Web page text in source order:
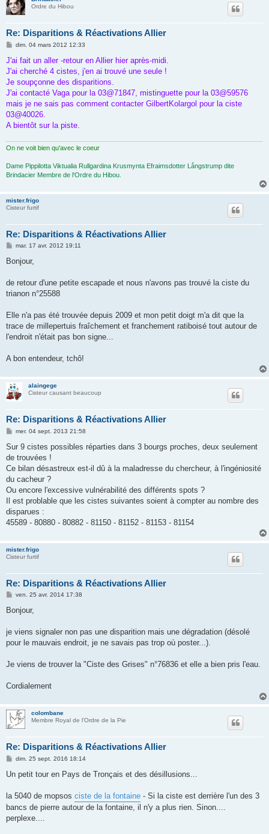
Ordre du Hibou
Re: Disparitions & Réactivations Allier
M
s
a
g
dim. 04 mars 2012 12:33
J'ai fait un aller -retour en Allier hier après-midi.
J'ai cherché 4 cistes, j'en ai trouvé une seule !
Je soupçonne des disparitions.
J'ai contacté Vaga pour la 03@71847, mistinguette pour la 03@59576
mais je ne sais pas comment contacter GilbertKolargol pour la ciste
03@40026.
A bientôt sur la piste.
On ne voit bien qu'avec le coeur
Dame Pippilotta Viktualia Rullgardina Krusmynta Efraimsdotter Långstrump dite
Brindacier Membre de l'Ordre du Hibou.
mister.frigo
Cisteur furtif
Re: Disparitions & Réactivations Allier
M
s
g
mar. 17 avr. 2012 19:11
Bonjour,
de retour d'une petite escapade et nous n'avons pas trouvé la ciste du
trianon n°25588
Elle n'a pas été trouvée depuis 2009 et mon petit doigt m'a dit que la
trace de millepertuis fraîchement et franchement ratiboisé tout autour de
l'endroit n'était pas bon signe...
A bon entendeur, tchô!
alaingege
Cisteur causant beaucoup
Re: Disparitions & Réactivations Allier
M
s
a
g
mer. 04 sept. 2013 21:58
Sur 9 cistes possibles réparties dans 3 bourgs proches, deux seulement
de trouvées !
Ce bilan désastreux est-il dû à la maladresse du chercheur, à l'ingéniosité
du cacheur ?
Ou encore l'excessive vulnérabilité des différents spots ?
Il est problable que les cistes suivantes soient à compter au nombre des
disparues :
45589 - 80880 - 80882 - 81150 - 81152 - 81153 - 81154
mister.frigo
Cisteur furtif
Re: Disparitions & Réactivations Allier
M
s
g
ven. 25 avr. 2014 17:38
Bonjour,
je viens signaler non pas une disparition mais une dégradation (désolé
pour le mauvais endroit, je ne savais pas trop où poster...).
Je viens de trouver la "Ciste des Grises" n°76836 et elle a bien pris l'eau.
Cordialement
colombane
Membre Royal de l'Ordre de la Pie
Re: Disparitions & Réactivations Allier
M
s
g
dim. 25 sept. 2016 18:14
Un petit tour en Pays de Tronçais et des désillusions...
la 5040 de mopsos ciste de la fontaine - Si la ciste est derrière l'un des 3
bancs de pierre autour de la fontaine, il n'y a plus rien. Sinon....
perplexe....